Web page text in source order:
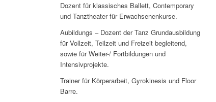
Dozent für klassisches Ballett, Contemporary
und Tanztheater für Erwachsenenkurse.
Aubildungs – Dozent der Tanz Grundausbildung
für Vollzeit, Teilzeit und Freizeit begleitend,
sowie für Weiter-/ Fortbildungen und
Intensivprojekte.
Trainer für Körperarbeit, Gyrokinesis und Floor
Barre.